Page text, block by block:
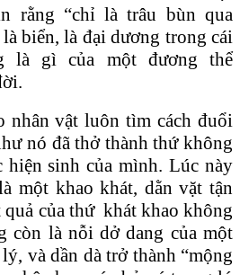
rằng “chỉ là trâu bùn qua
biển, là đại dương trong cái
là gì của một đương thể
nhân vật luôn tìm cách đuổi
nó đã thở thành thứ không
hiện sinh của mình. Lúc này
một khao khát, dằn vặt tận
quả của thứ khát khao không
còn là nỗi dở dang của một
và dần dà trở thành “mộng